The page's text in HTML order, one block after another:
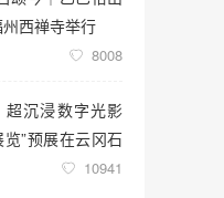
西禅寺举行
8008
超沉浸数字光影
”预展在云冈石
幕
10941